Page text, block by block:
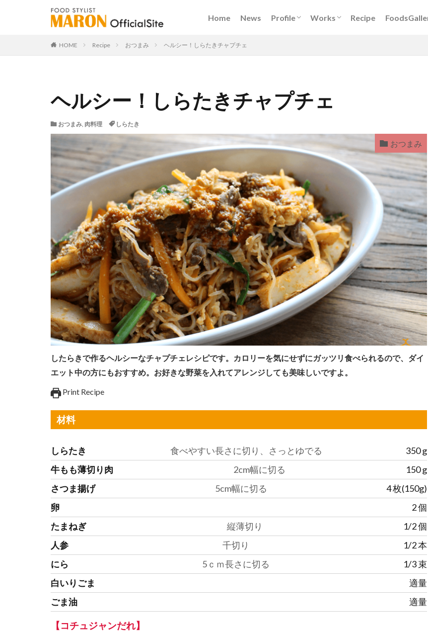
Home News Profile Works Recipe
HOME Recipe おつまみ ヘルシー！しらたきチャプチェ
ヘルシー！しらたきチャプチェ
おつまみ, 肉料理 しらたき
おつまみ
したらきで作るヘルシーなチャプチェレシピです。カロリーを気にせずにガッツリ食べられるので、ダイ
エット中の方にもおすすめ。お好きな野菜を入れてアレンジしても美味しいですよ。
Print Recipe
材料
しらたき 食べやすい長さに切り、さっとゆでる 350g
牛もも薄切り肉
2cm幅に切る 150g
さつま揚げ
5cm幅に切る 4枚(150g)
卵
2個
たまねぎ
縦薄切り 1/2個
人参
千切り 1/2本
にら
5ｃｍ長さに切る 1/3束
白いりごま
適量
ごま油
適量
【コチュジャンだれ】